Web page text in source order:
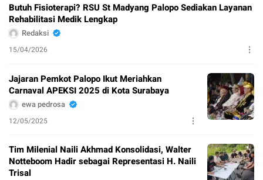
Butuh Fisioterapi? RSU St Madyang Palopo Sediakan Layanan
Rehabilitasi Medik Lengkap
Redaksi
15/04/2026
Jajaran Pemkot Palopo Ikut Meriahkan
Carnaval APEKSI 2025 di Kota Surabaya
ewa pedrosa
12/05/2025
Tim Milenial Naili Akhmad Konsolidasi, Walter
Notteboom Hadir sebagai Representasi H. Naili
Trisal